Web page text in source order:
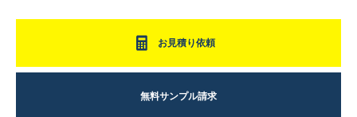
お見積り依頼
無料サンプル請求